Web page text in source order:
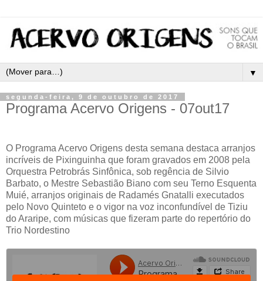
▼
segunda-feira, 9 de outubro de 2017
Programa Acervo Origens - 07out17
O Programa Acervo Origens desta semana destaca arranjos
incríveis de Pixinguinha que foram gravados em 2008 pela
Orquestra Petrobrás Sinfônica, sob regência de Silvio
Barbato, o Mestre Sebastião Biano com seu Terno Esquenta
Muié, arranjos originais de Radamés Gnatalli executados
pelo Novo Quinteto e o vigor na voz inconfundível de Tiziu
do Araripe, com músicas que fizeram parte do repertório do
Trio Nordestino